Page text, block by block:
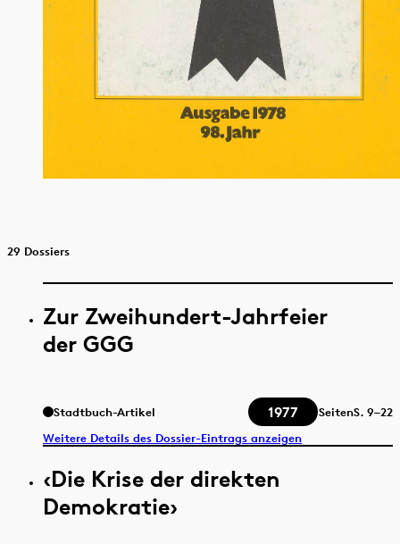
29 Dossiers
Zur Zweihundert-Jahrfeier
der GGG
Stadtbuch-Artikel 1977 SeitenS. 9–22
Weitere Details des Dossier-Eintrags anzeigen
‹Die Krise der direkten
Demokratie›